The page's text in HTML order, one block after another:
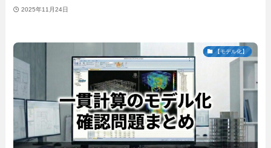
2025年11月24日
【モデル化】